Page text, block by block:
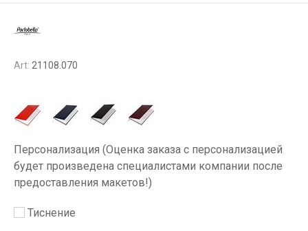
Art: 21108.070
Персонализация (Оценка заказа с персонализацией
будет произведена специалистами компании после
предоставления макетов!)
Тиснение